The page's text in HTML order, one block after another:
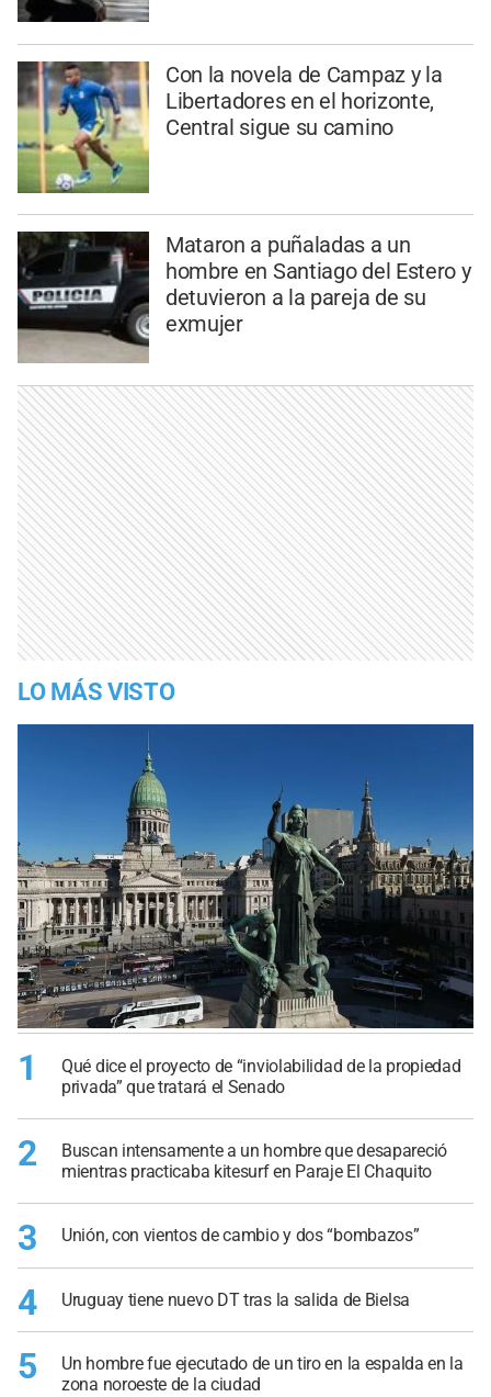
Con la novela de Campaz y la
Libertadores en el horizonte,
Central sigue su camino
Mataron a puñaladas a un
hombre en Santiago del Estero y
detuvieron a la pareja de su
exmujer
LO MÁS VISTO
1
Qué dice el proyecto de “inviolabilidad de la propiedad
privada” que tratará el Senado
2
Buscan intensamente a un hombre que desapareció
mientras practicaba kitesurf en Paraje El Chaquito
3 Unión, con vientos de cambio y dos “bombazos”
4 Uruguay tiene nuevo DT tras la salida de Bielsa
5
Un hombre fue ejecutado de un tiro en la espalda en la
zona noroeste de la ciudad